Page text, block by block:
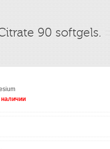
90 softgels.
наличии